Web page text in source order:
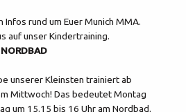
rund um Euer Munich MMA.
auf unser Kindertraining.
unserer Kleinsten trainiert ab
Mittwoch! Das bedeutet Montag
um 15.15 bis 16 Uhr am Nordbad.